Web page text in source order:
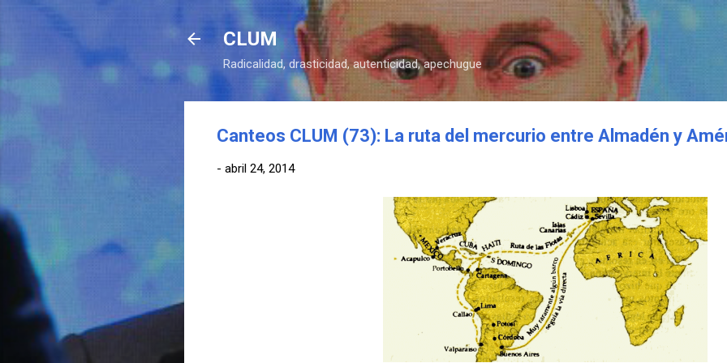
Ir al contenido principal
CLUM
Radicalidad, drasticidad, autenticidad, apechugue
Canteos CLUM (73): La ruta del mercurio entre Almadén y
- abril 24, 2014